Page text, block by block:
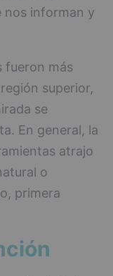
nos informan y
fueron más
superior,
se
En general, la
atrajo
o
primera